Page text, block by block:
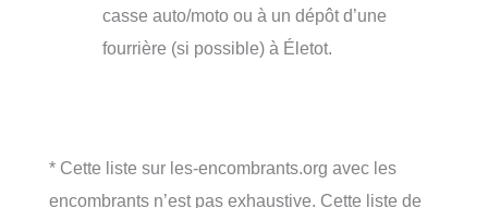
casse auto/moto ou à un dépôt d’une
fourrière (si possible) à Életot.
* Cette liste sur les-encombrants.org avec les
encombrants n’est pas exhaustive. Cette liste de